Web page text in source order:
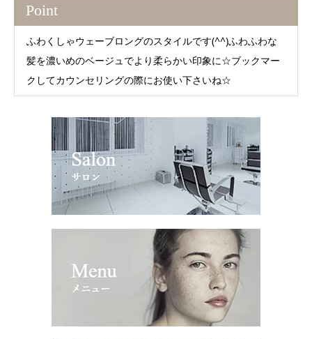
Point
ふわくしゃウェーブロングのスタイルです(^^)ふわふわな
髪を濃いめのベージュでより柔らかい印象に☆ブックマー
クしてカウンセリングの際にお使い下さいね☆